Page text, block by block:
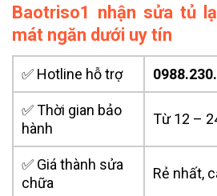
Baotriso1 nhận sửa tủ
mát ngăn dưới uy tín
✅ Hotline hỗ trợ
✅ Thời gian bảo
hành
Từ 12 –
✅ Giá thành sửa
chữa
Rẻ nhất,